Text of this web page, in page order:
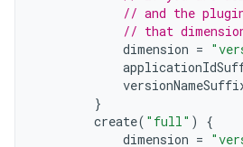
// and the
// that
dimension =
}
create( "full" )
{
dimension =